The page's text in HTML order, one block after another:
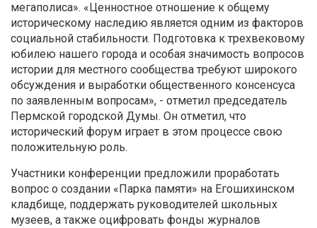
мегаполиса». «Ценностное отношение к общему
историческому наследию является одним из факторов
социальной стабильности. Подготовка к трехвековому
юбилею нашего города и особая значимость вопросов
истории для местного сообщества требуют широкого
обсуждения и выработки общественного консенсуса
по заявленным вопросам», - отметил председатель
Пермской городской Думы. Он отметил, что
исторический форум играет в этом процессе свою
положительную роль.
Участники конференции предложили проработать
вопрос о создании «Парка памяти» на Егошихинском
кладбище, поддержать руководителей школьных
музеев, а также оцифровать фонды журналов